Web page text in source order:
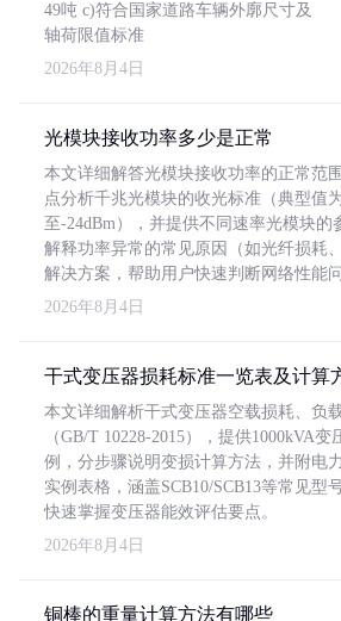
49吨 c)符合国家道路车辆外廓尺寸及
轴荷限值标准
2026年8月4日
光模块接收功率多少是正常
本文详细解答光模块接收功率的正常范
点分析千兆光模块的收光标准（典型值
至-24dBm），并提供不同速率光模块的
解释功率异常的常见原因（如光纤损耗
解决方案，帮助用户快速判断网络性能问
2026年8月4日
干式变压器损耗标准一览表及计算
本文详细解析干式变压器空载损耗、负
（GB/T 10228-2015），提供1000kVA
例，分步骤说明变损计算方法，并附电
实例表格，涵盖SCB10/SCB13等常见型
快速掌握变压器能效评估要点。
2026年8月4日
铜棒的重量计算方法有哪些